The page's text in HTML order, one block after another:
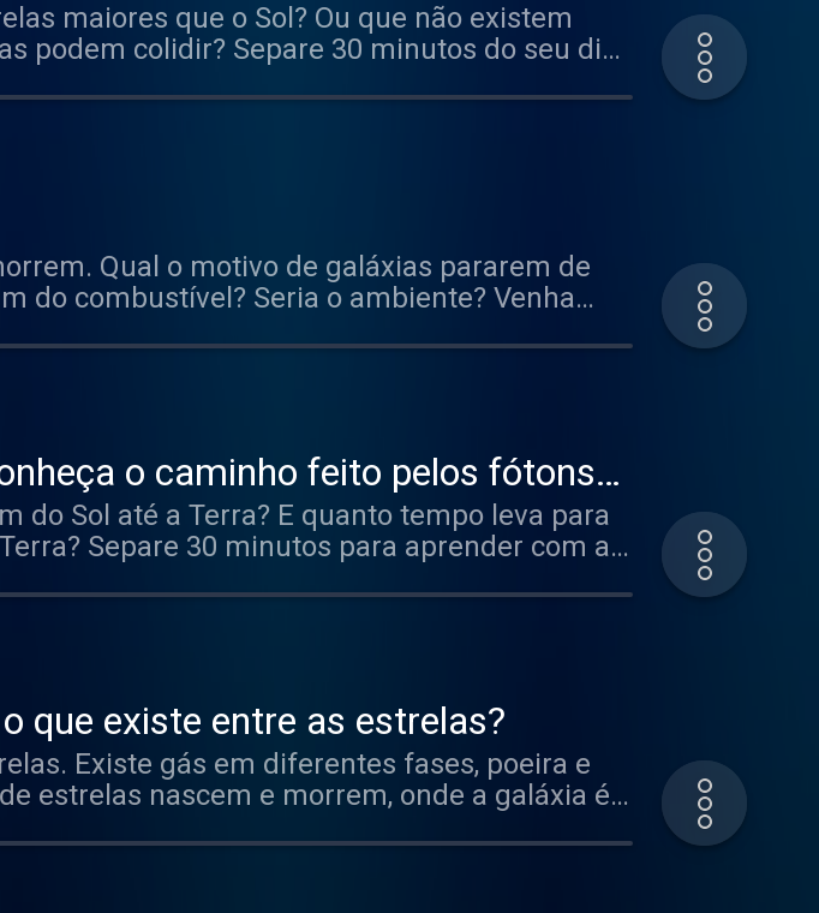
maiores que o Sol? Ou que não existem
podem colidir? Separe 30 minutos do seu dia
Camila!
Qual o motivo de galáxias pararem de
do combustível? Seria o ambiente? Venha
Camila como galáxias morrem.
o caminho feito pelos fótons
do Sol até a Terra? E quanto tempo leva para
Separe 30 minutos para aprender com a
até você!
que existe entre as estrelas?
Existe gás em diferentes fases, poeira e
estrelas nascem e morrem, onde a galáxia é
para aprender com a Astrônoma Camila mais